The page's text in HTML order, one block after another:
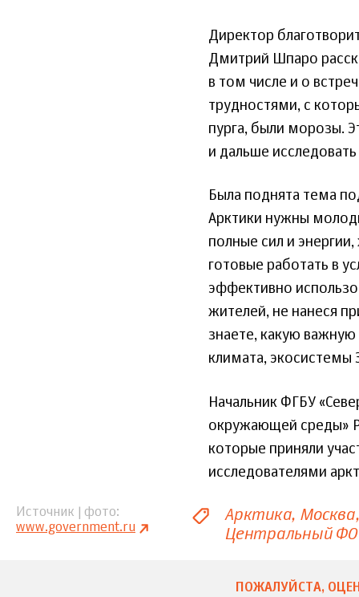
Директор
Дмитрий Шпаро
в том числе и о
трудностями, с
пурга, были морозы.
и дальше
Была поднята тема
Арктики нужны
полные сил и
готовые работать в
эффективно
жителей, не нанеся
знаете, какую
климата, экосистемы
Начальник ФГБУ
окружающей среды»
которые приняли
исследователями
Источник | фото
www.government.ru
Арктика Москва
Центральный ФО
ПОЖАЛУЙСТА,